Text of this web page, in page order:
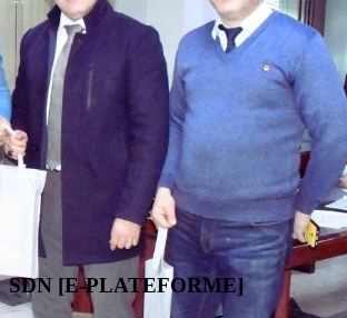
SDN [E-PLATEFORME]